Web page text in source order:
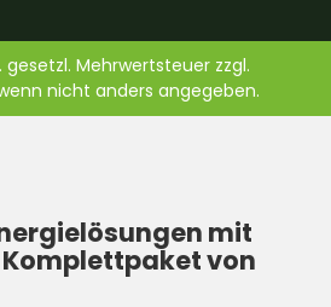
gesetzl. Mehrwertsteuer zzgl.
nicht anders angegeben.
mit
von